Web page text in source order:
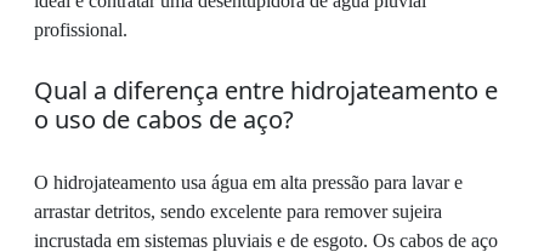
profissional.
Qual a diferença entre hidrojateamento e
o uso de cabos de aço?
O hidrojateamento usa água em alta pressão para lavar e
arrastar detritos, sendo excelente para remover sujeira
incrustada em sistemas pluviais e de esgoto. Os cabos de aço